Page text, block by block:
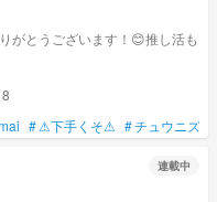
がとうございます！😊推し活も
#⚠下手くそ⚠ #チュウニズム
連載中